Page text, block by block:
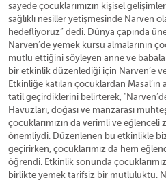
sayede çocuklarımızın kişisel
sağlıklı nesiller yetişmesinde Narven
hedefliyoruz” dedi. Dünya çapında
Narven’de yemek kursu almalarının
mutlu ettiğini söyleyen anne ve
bir etkinlik düzenlediği için Narven’e
Etkinliğe katılan çocuklardan
tatil geçirdiklerini belirterek,
Havuzları, doğası ve manzarası
çocuklarımızın da verimli ve
önemliydi. Düzenlenen bu etkinlikle
geçirirken, çocuklarımız da hem
öğrendi. Etkinlik sonunda
birlikte yemek tarifsiz bir mutluluktu.